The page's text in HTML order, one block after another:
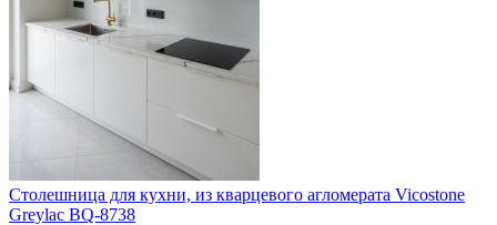
Столешница для кухни, из кварцевого агломерата Vicostone
Greylac BQ-8738